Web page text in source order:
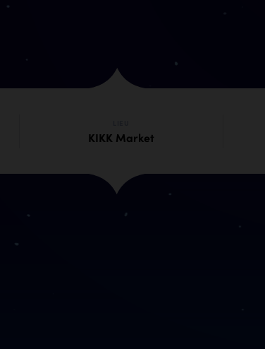
KIKK Market